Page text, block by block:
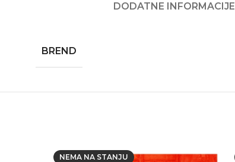
DODATNE INFORMACIJE
BREND
NEMA NA STANJU